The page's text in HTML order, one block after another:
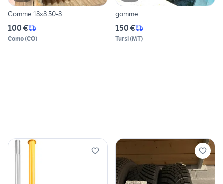
Gomme 18x8.50-8
100 €
Como(CO)
gomme
150 €
Tursi(MT)